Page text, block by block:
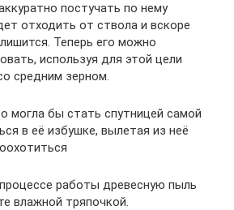
постучать по нему
отходить от ствола и вскоре
Теперь его можно
используя для этой цели
средним зерном.
могла бы стать спутницей самой
в её избушке, вылетая из неё
работы древесную пыль
влажной тряпочкой.